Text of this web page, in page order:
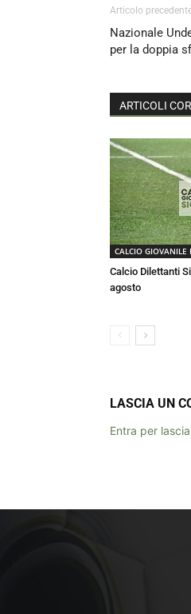
Articolo
Nazionale
per la doppia
ARTICOLI
CALCIO GIOVANILE
Calcio Dilettanti
agosto
LASCIA UN
Entra per